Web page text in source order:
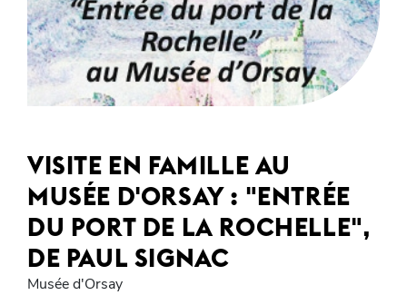
VISITE EN FAMILLE AU
MUSÉE D'ORSAY : "ENTRÉE
DU PORT DE LA ROCHELLE",
DE PAUL SIGNAC
Musée d'Orsay